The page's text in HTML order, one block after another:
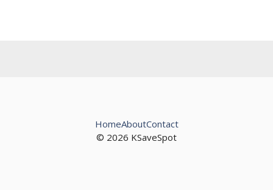
© 2026 KSaveSpot
HomeAboutContact